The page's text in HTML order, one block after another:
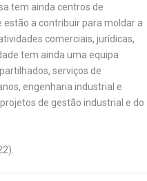
tem ainda centros de
a contribuir para moldar a
comerciais, jurídicas,
tem ainda uma equipa
serviços de
engenharia industrial e
de gestão industrial e do